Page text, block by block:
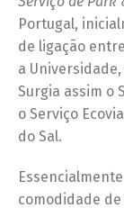
Portugal,
de ligação
a
Surgia assim o
o Serviço
do Sal.
comodidade